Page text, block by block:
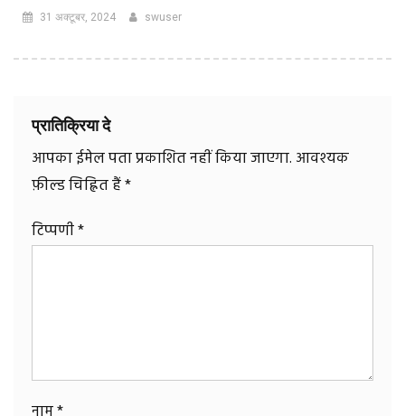
31 अक्टूबर, 2024 swuser
प्रातिक्रिया दे
आपका ईमेल पता प्रकाशित नहीं किया जाएगा. आवश्यक
फ़ील्ड चिह्नित हैं*
टिप्पणी*